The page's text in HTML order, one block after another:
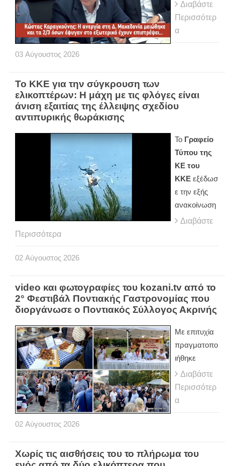
Διαβάστε
Περισσότερ
α
03 Αύγουστος 2026
Το ΚΚΕ για την σύγκρουση των
ελικοπτέρων: Η μάχη με τις φλόγες είναι
άνιση εξαιτίας της έλλειψης σχεδίου
αντιπυρικής θωράκισης
Το Γραφείο
Τύπου της
ΚΕ του
ΚΚΕ εξέδωσ
ε την εξής
ανακοίνωση
Διαβάστε
Περισσότερα
02 Αύγουστος 2026
video και φωτογραφίες του kozani.tv από το
2° Φεστιβάλ Ποντιακής Γαστρονομίας που
διοργάνωσε ο Ποντιακός Σύλλογος Ακρινής
Με επιτυχία
πραγματοπο
ιήθηκε
Διαβάστε
Περισσότερ
α
02 Αύγουστος 2026
Χωρίς τις αισθήσεις του το πλήρωμα του